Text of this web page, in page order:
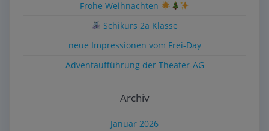
Frohe Weihnachten
Schikurs 2a Klasse
neue Impressionen vom Frei-Day
Adventaufführung der Theater-AG
Archiv
Januar 2026